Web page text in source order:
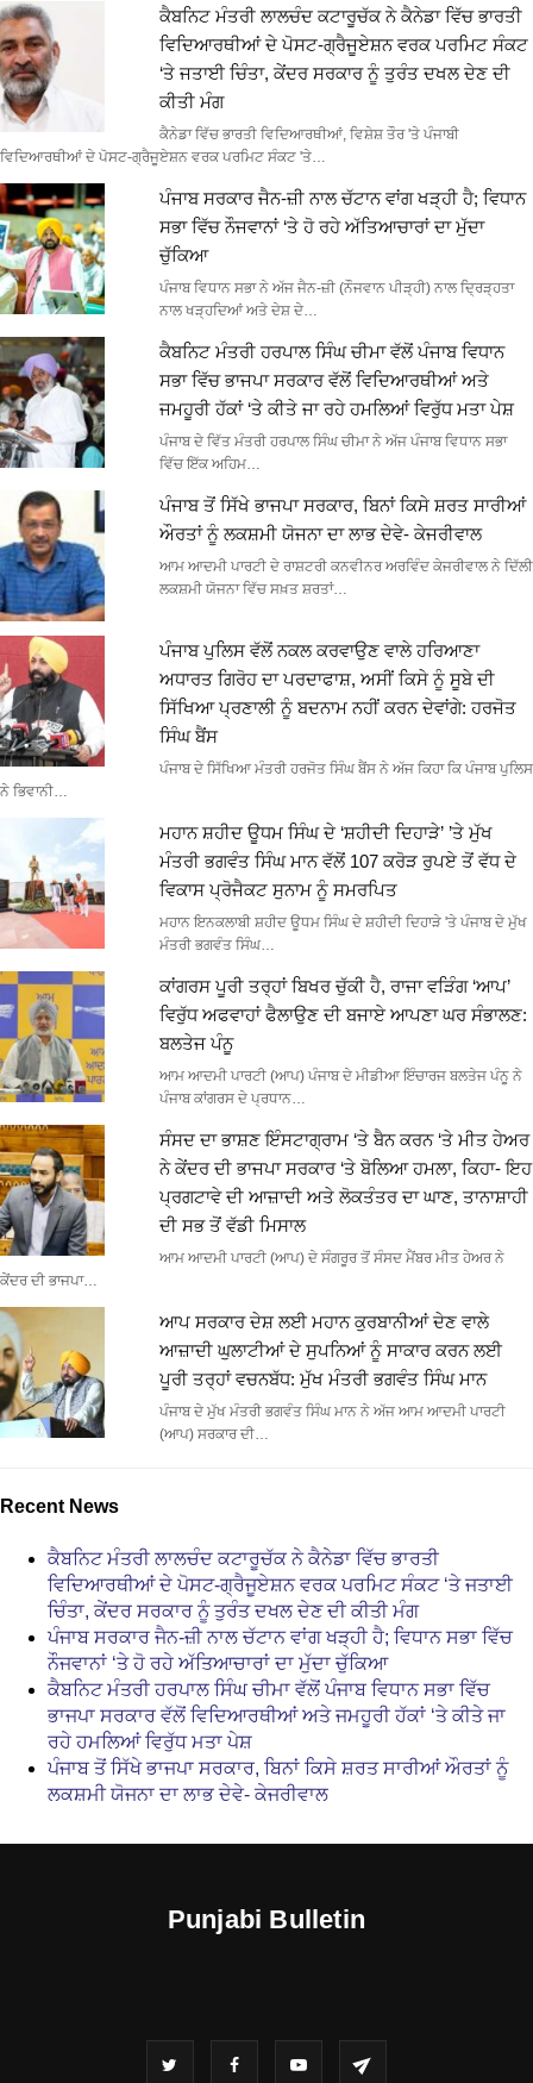
ਕੈਬਨਿਟ ਮੰਤਰੀ ਲਾਲਚੰਦ ਕਟਾਰੂਚੱਕ ਨੇ ਕੈਨੇਡਾ ਵਿੱਚ ਭਾਰਤੀ
ਵਿਦਿਆਰਥੀਆਂ ਦੇ ਪੋਸਟ-ਗ੍ਰੈਜੂਏਸ਼ਨ ਵਰਕ ਪਰਮਿਟ ਸੰਕਟ
‘ਤੇ ਜਤਾਈ ਚਿੰਤਾ, ਕੇਂਦਰ ਸਰਕਾਰ ਨੂੰ ਤੁਰੰਤ ਦਖਲ ਦੇਣ ਦੀ
ਕੀਤੀ ਮੰਗ
ਕੈਨੇਡਾ ਵਿੱਚ ਭਾਰਤੀ ਵਿਦਿਆਰਥੀਆਂ, ਵਿਸ਼ੇਸ਼ ਤੌਰ 'ਤੇ ਪੰਜਾਬੀ
ਵਿਦਿਆਰਥੀਆਂ ਦੇ ਪੋਸਟ-ਗ੍ਰੈਜੂਏਸ਼ਨ ਵਰਕ ਪਰਮਿਟ ਸੰਕਟ 'ਤੇ…
ਪੰਜਾਬ ਸਰਕਾਰ ਜੈਨ-ਜ਼ੀ ਨਾਲ ਚੱਟਾਨ ਵਾਂਗ ਖੜ੍ਹੀ ਹੈ; ਵਿਧਾਨ
ਸਭਾ ਵਿੱਚ ਨੌਜਵਾਨਾਂ ‘ਤੇ ਹੋ ਰਹੇ ਅੱਤਿਆਚਾਰਾਂ ਦਾ ਮੁੱਦਾ
ਚੁੱਕਿਆ
ਪੰਜਾਬ ਵਿਧਾਨ ਸਭਾ ਨੇ ਅੱਜ ਜੈਨ-ਜ਼ੀ (ਨੌਜਵਾਨ ਪੀੜ੍ਹੀ) ਨਾਲ ਦ੍ਰਿੜ੍ਹਤਾ
ਨਾਲ ਖੜ੍ਹਦਿਆਂ ਅਤੇ ਦੇਸ਼ ਦੇ…
ਕੈਬਨਿਟ ਮੰਤਰੀ ਹਰਪਾਲ ਸਿੰਘ ਚੀਮਾ ਵੱਲੋਂ ਪੰਜਾਬ ਵਿਧਾਨ
ਸਭਾ ਵਿੱਚ ਭਾਜਪਾ ਸਰਕਾਰ ਵੱਲੋਂ ਵਿਦਿਆਰਥੀਆਂ ਅਤੇ
ਜਮਹੂਰੀ ਹੱਕਾਂ ‘ਤੇ ਕੀਤੇ ਜਾ ਰਹੇ ਹਮਲਿਆਂ ਵਿਰੁੱਧ ਮਤਾ ਪੇਸ਼
ਪੰਜਾਬ ਦੇ ਵਿੱਤ ਮੰਤਰੀ ਹਰਪਾਲ ਸਿੰਘ ਚੀਮਾ ਨੇ ਅੱਜ ਪੰਜਾਬ ਵਿਧਾਨ ਸਭਾ
ਵਿੱਚ ਇੱਕ ਅਹਿਮ…
ਪੰਜਾਬ ਤੋਂ ਸਿੱਖੇ ਭਾਜਪਾ ਸਰਕਾਰ, ਬਿਨਾਂ ਕਿਸੇ ਸ਼ਰਤ ਸਾਰੀਆਂ
ਔਰਤਾਂ ਨੂੰ ਲਕਸ਼ਮੀ ਯੋਜਨਾ ਦਾ ਲਾਭ ਦੇਵੇ- ਕੇਜਰੀਵਾਲ
ਆਮ ਆਦਮੀ ਪਾਰਟੀ ਦੇ ਰਾਸ਼ਟਰੀ ਕਨਵੀਨਰ ਅਰਵਿੰਦ ਕੇਜਰੀਵਾਲ ਨੇ ਦਿੱਲੀ
ਲਕਸ਼ਮੀ ਯੋਜਨਾ ਵਿੱਚ ਸਖ਼ਤ ਸ਼ਰਤਾਂ…
ਪੰਜਾਬ ਪੁਲਿਸ ਵੱਲੋਂ ਨਕਲ ਕਰਵਾਉਣ ਵਾਲੇ ਹਰਿਆਣਾ
ਅਧਾਰਤ ਗਿਰੋਹ ਦਾ ਪਰਦਾਫਾਸ਼, ਅਸੀਂ ਕਿਸੇ ਨੂੰ ਸੂਬੇ ਦੀ
ਸਿੱਖਿਆ ਪ੍ਰਣਾਲੀ ਨੂੰ ਬਦਨਾਮ ਨਹੀਂ ਕਰਨ ਦੇਵਾਂਗੇ: ਹਰਜੋਤ
ਸਿੰਘ ਬੈਂਸ
ਪੰਜਾਬ ਦੇ ਸਿੱਖਿਆ ਮੰਤਰੀ ਹਰਜੋਤ ਸਿੰਘ ਬੈਂਸ ਨੇ ਅੱਜ ਕਿਹਾ ਕਿ ਪੰਜਾਬ ਪੁਲਿਸ
ਨੇ ਭਿਵਾਨੀ…
ਮਹਾਨ ਸ਼ਹੀਦ ਊਧਮ ਸਿੰਘ ਦੇ ‘ਸ਼ਹੀਦੀ ਦਿਹਾੜੇ’ ’ਤੇ ਮੁੱਖ
ਮੰਤਰੀ ਭਗਵੰਤ ਸਿੰਘ ਮਾਨ ਵੱਲੋਂ 107 ਕਰੋੜ ਰੁਪਏ ਤੋਂ ਵੱਧ ਦੇ
ਵਿਕਾਸ ਪ੍ਰੋਜੈਕਟ ਸੁਨਾਮ ਨੂੰ ਸਮਰਪਿਤ
ਮਹਾਨ ਇਨਕਲਾਬੀ ਸ਼ਹੀਦ ਊਧਮ ਸਿੰਘ ਦੇ ਸ਼ਹੀਦੀ ਦਿਹਾੜੇ 'ਤੇ ਪੰਜਾਬ ਦੇ ਮੁੱਖ
ਮੰਤਰੀ ਭਗਵੰਤ ਸਿੰਘ…
ਕਾਂਗਰਸ ਪੂਰੀ ਤਰ੍ਹਾਂ ਬਿਖਰ ਚੁੱਕੀ ਹੈ, ਰਾਜਾ ਵੜਿੰਗ ‘ਆਪ’
ਵਿਰੁੱਧ ਅਫਵਾਹਾਂ ਫੈਲਾਉਣ ਦੀ ਬਜਾਏ ਆਪਣਾ ਘਰ ਸੰਭਾਲਣ:
ਬਲਤੇਜ ਪੰਨੂ
ਆਮ ਆਦਮੀ ਪਾਰਟੀ (ਆਪ) ਪੰਜਾਬ ਦੇ ਮੀਡੀਆ ਇੰਚਾਰਜ ਬਲਤੇਜ ਪੰਨੂ ਨੇ
ਪੰਜਾਬ ਕਾਂਗਰਸ ਦੇ ਪ੍ਰਧਾਨ…
ਸੰਸਦ ਦਾ ਭਾਸ਼ਣ ਇੰਸਟਾਗ੍ਰਾਮ ‘ਤੇ ਬੈਨ ਕਰਨ ‘ਤੇ ਮੀਤ ਹੇਅਰ
ਨੇ ਕੇਂਦਰ ਦੀ ਭਾਜਪਾ ਸਰਕਾਰ ‘ਤੇ ਬੋਲਿਆ ਹਮਲਾ, ਕਿਹਾ- ਇਹ
ਪ੍ਰਗਟਾਵੇ ਦੀ ਆਜ਼ਾਦੀ ਅਤੇ ਲੋਕਤੰਤਰ ਦਾ ਘਾਣ, ਤਾਨਾਸ਼ਾਹੀ
ਦੀ ਸਭ ਤੋਂ ਵੱਡੀ ਮਿਸਾਲ
ਆਮ ਆਦਮੀ ਪਾਰਟੀ (ਆਪ) ਦੇ ਸੰਗਰੂਰ ਤੋਂ ਸੰਸਦ ਮੈਂਬਰ ਮੀਤ ਹੇਅਰ ਨੇ
ਕੇਂਦਰ ਦੀ ਭਾਜਪਾ…
ਆਪ ਸਰਕਾਰ ਦੇਸ਼ ਲਈ ਮਹਾਨ ਕੁਰਬਾਨੀਆਂ ਦੇਣ ਵਾਲੇ
ਆਜ਼ਾਦੀ ਘੁਲਾਟੀਆਂ ਦੇ ਸੁਪਨਿਆਂ ਨੂੰ ਸਾਕਾਰ ਕਰਨ ਲਈ
ਪੂਰੀ ਤਰ੍ਹਾਂ ਵਚਨਬੱਧ: ਮੁੱਖ ਮੰਤਰੀ ਭਗਵੰਤ ਸਿੰਘ ਮਾਨ
ਪੰਜਾਬ ਦੇ ਮੁੱਖ ਮੰਤਰੀ ਭਗਵੰਤ ਸਿੰਘ ਮਾਨ ਨੇ ਅੱਜ ਆਮ ਆਦਮੀ ਪਾਰਟੀ
(ਆਪ) ਸਰਕਾਰ ਦੀ…
Recent News
ਕੈਬਨਿਟ ਮੰਤਰੀ ਲਾਲਚੰਦ ਕਟਾਰੂਚੱਕ ਨੇ ਕੈਨੇਡਾ ਵਿੱਚ ਭਾਰਤੀ
ਵਿਦਿਆਰਥੀਆਂ ਦੇ ਪੋਸਟ-ਗ੍ਰੈਜੂਏਸ਼ਨ ਵਰਕ ਪਰਮਿਟ ਸੰਕਟ ‘ਤੇ ਜਤਾਈ
ਚਿੰਤਾ, ਕੇਂਦਰ ਸਰਕਾਰ ਨੂੰ ਤੁਰੰਤ ਦਖਲ ਦੇਣ ਦੀ ਕੀਤੀ ਮੰਗ
ਪੰਜਾਬ ਸਰਕਾਰ ਜੈਨ-ਜ਼ੀ ਨਾਲ ਚੱਟਾਨ ਵਾਂਗ ਖੜ੍ਹੀ ਹੈ; ਵਿਧਾਨ ਸਭਾ ਵਿੱਚ
ਨੌਜਵਾਨਾਂ ‘ਤੇ ਹੋ ਰਹੇ ਅੱਤਿਆਚਾਰਾਂ ਦਾ ਮੁੱਦਾ ਚੁੱਕਿਆ
ਕੈਬਨਿਟ ਮੰਤਰੀ ਹਰਪਾਲ ਸਿੰਘ ਚੀਮਾ ਵੱਲੋਂ ਪੰਜਾਬ ਵਿਧਾਨ ਸਭਾ ਵਿੱਚ
ਭਾਜਪਾ ਸਰਕਾਰ ਵੱਲੋਂ ਵਿਦਿਆਰਥੀਆਂ ਅਤੇ ਜਮਹੂਰੀ ਹੱਕਾਂ ‘ਤੇ ਕੀਤੇ ਜਾ
ਰਹੇ ਹਮਲਿਆਂ ਵਿਰੁੱਧ ਮਤਾ ਪੇਸ਼
ਪੰਜਾਬ ਤੋਂ ਸਿੱਖੇ ਭਾਜਪਾ ਸਰਕਾਰ, ਬਿਨਾਂ ਕਿਸੇ ਸ਼ਰਤ ਸਾਰੀਆਂ ਔਰਤਾਂ ਨੂੰ
ਲਕਸ਼ਮੀ ਯੋਜਨਾ ਦਾ ਲਾਭ ਦੇਵੇ- ਕੇਜਰੀਵਾਲ
Punjabi Bulletin